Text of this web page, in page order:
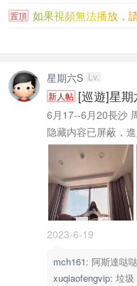
置頂 如果視頻無法播放，請
女王之家金币充值沒
置頂 金币充值沒到賬進帖
星期六S Lv.
新人帖 [巡遊]星
6月17--6月20長沙
隐藏内容已屏蔽，
2023-6-19
mch161: 阿斯達哒
xuqiaofengvip: 垃圾